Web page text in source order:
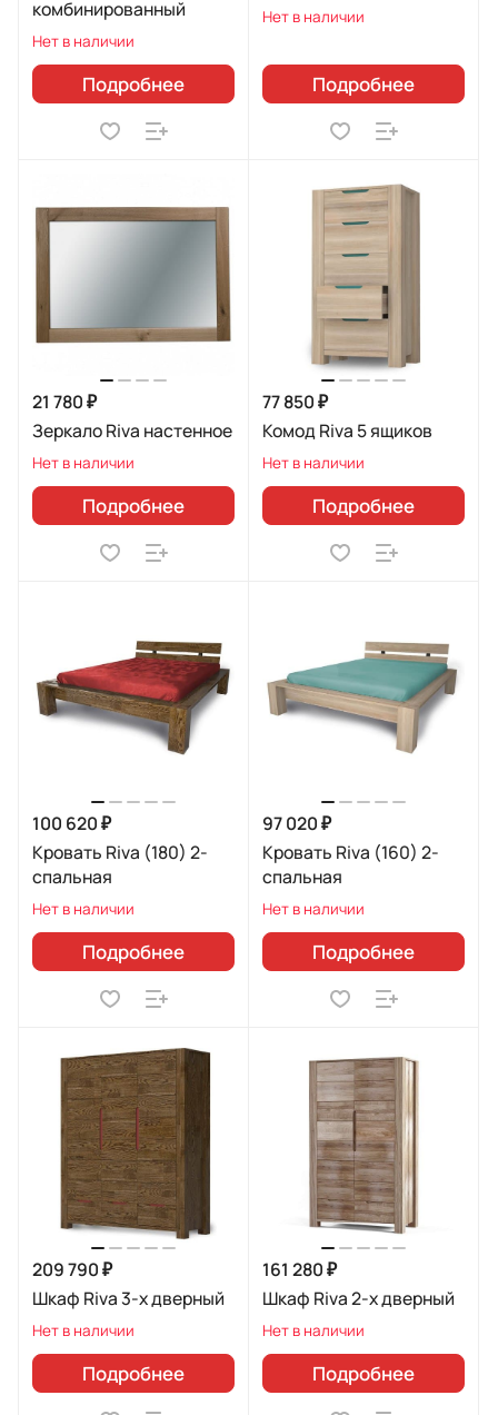
комбинированный
Нет в наличии
Подробнее
Нет в наличии
Подробнее
21 780 ₽
Зеркало Riva настенное
Нет в наличии
Подробнее
77 850 ₽
Комод Riva 5 ящиков
Нет в наличии
Подробнее
100 620 ₽
Кровать Riva (180) 2-
спальная
Нет в наличии
Подробнее
97 020 ₽
Кровать Riva (160) 2-
спальная
Нет в наличии
Подробнее
209 790 ₽
Шкаф Riva 3-х дверный
Нет в наличии
Подробнее
161 280 ₽
Шкаф Riva 2-х дверный
Нет в наличии
Подробнее